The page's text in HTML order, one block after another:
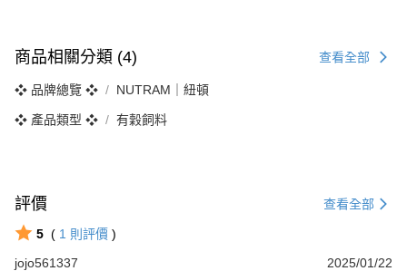
商品相關分類 (4) 查看全部
❖ 品牌總覽 ❖ NUTRAM｜紐頓
❖ 產品類型 ❖ 有穀飼料
評價 查看全部
5 ( 1 則評價 )
jojo561337
2025/01/22